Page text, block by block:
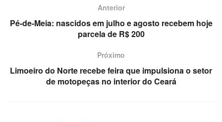
Anterior
Pé-de-Meia: nascidos em julho e agosto recebem hoje
parcela de R$ 200
Próximo
Limoeiro do Norte recebe feira que impulsiona o setor
de motopeças no interior do Ceará